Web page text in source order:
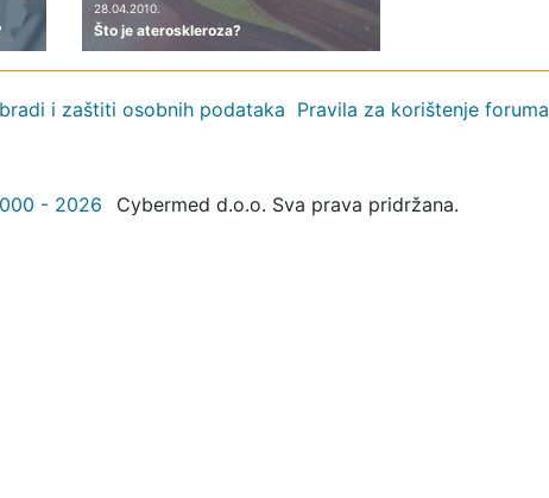
28.04.2010.
Što je ateroskleroza?
i zaštiti osobnih podataka Pravila za korištenje foruma
- 2026 Cybermed d.o.o. Sva prava pridržana.